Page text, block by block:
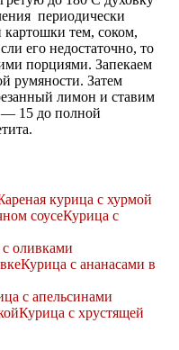
периодически
картошки тем, соком,
его недостаточно, то
порциями. Запекаем
румяности. Затем
лимон и ставим
— 15 до полной
курица с хурмой
Курица с
оливками
Курица с ананасами в
с апельсинами
Курица с хрустящей